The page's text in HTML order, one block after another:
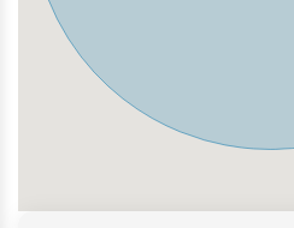
Familien mit Kindern
Grundschule, die eine
Kleinsten sicherstellt. Diese
aus ländlichem Charme und
macht diese Lage zu einem
das Beste aus beiden Welten